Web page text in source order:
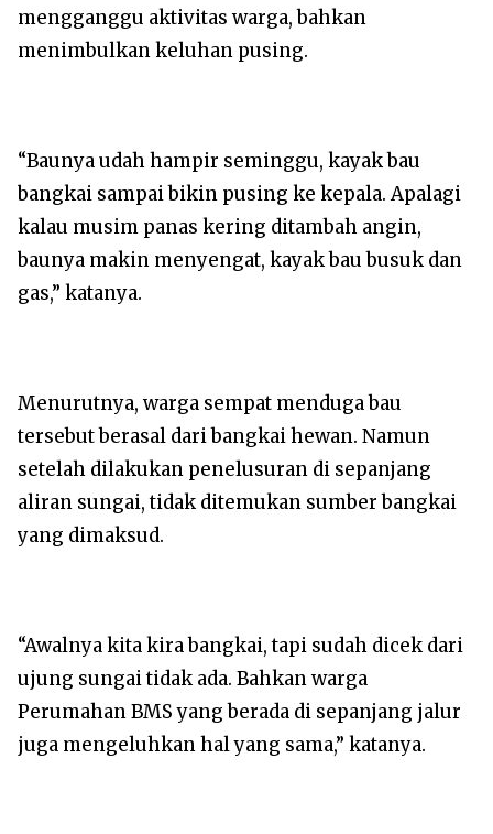
mengganggu aktivitas warga, bahkan
menimbulkan keluhan pusing.
“Baunya udah hampir seminggu, kayak bau
bangkai sampai bikin pusing ke kepala. Apalagi
kalau musim panas kering ditambah angin,
baunya makin menyengat, kayak bau busuk dan
gas,” katanya.
Menurutnya, warga sempat menduga bau
tersebut berasal dari bangkai hewan. Namun
setelah dilakukan penelusuran di sepanjang
aliran sungai, tidak ditemukan sumber bangkai
yang dimaksud.
“Awalnya kita kira bangkai, tapi sudah dicek dari
ujung sungai tidak ada. Bahkan warga
Perumahan BMS yang berada di sepanjang jalur
juga mengeluhkan hal yang sama,” katanya.